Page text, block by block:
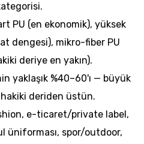
PU (en ekonomik), yüksek
dengesi), mikro-fiber PU
deriye en yakın).
yaklaşık %40–60'ı — büyük
hakiki deriden üstün.
e-ticaret/private label,
üniforması, spor/outdoor,